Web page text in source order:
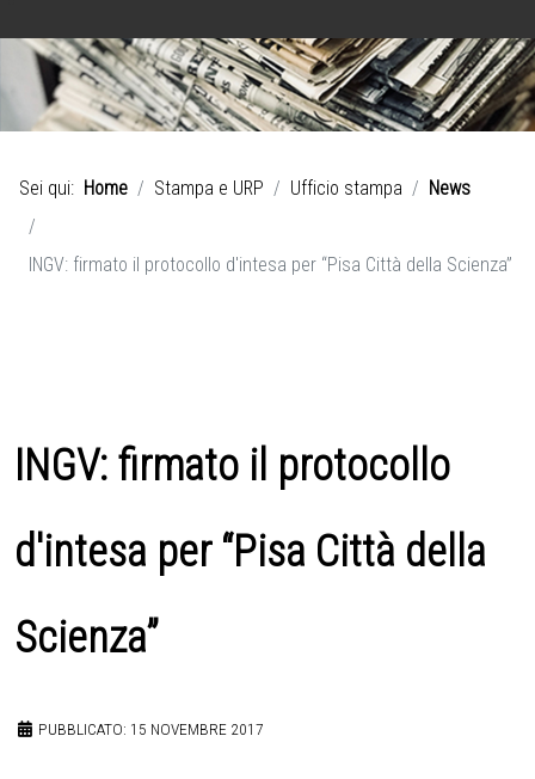
Sei qui: Home Stampa e URP Ufficio stampa News
INGV: firmato il protocollo d'intesa per “Pisa Città della Scienza”
INGV: firmato il protocollo
d'intesa per “Pisa Città della
Scienza”
PUBBLICATO: 15 NOVEMBRE 2017